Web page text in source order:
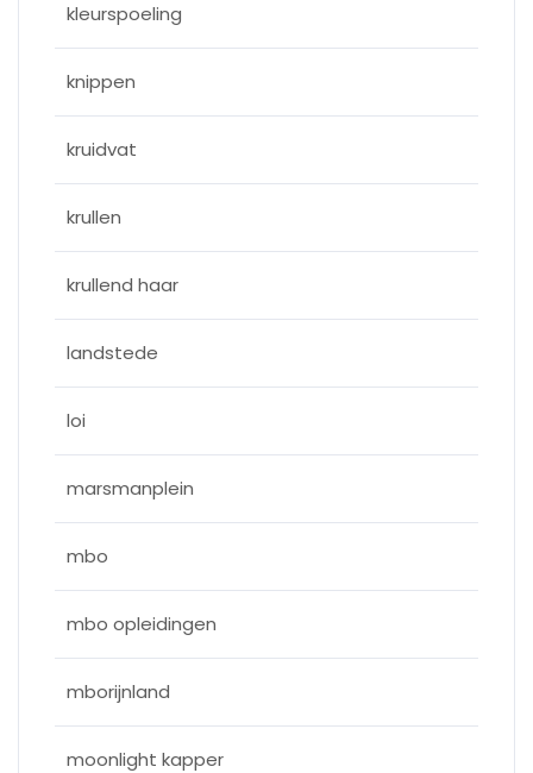
kleurspoeling
knippen
kruidvat
krullen
krullend haar
landstede
loi
marsmanplein
mbo
mbo opleidingen
mborijnland
moonlight kapper